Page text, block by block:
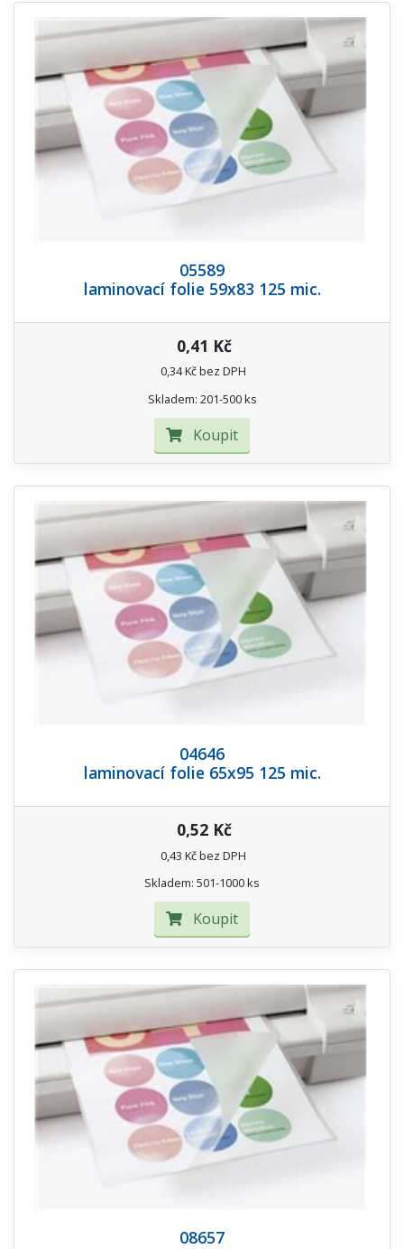
05589
laminovací folie 59x83 125 mic.
0,41 Kč
0,34 Kč bez DPH
Skladem: 201-500 ks
Koupit
04646
laminovací folie 65x95 125 mic.
0,52 Kč
0,43 Kč bez DPH
Skladem: 501-1000 ks
Koupit
08657